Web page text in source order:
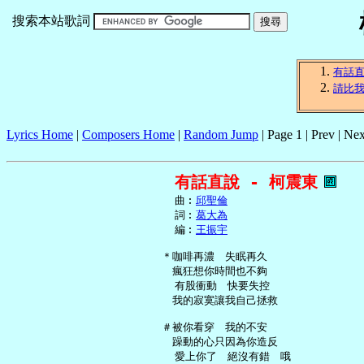
搜索本站歌詞
有話
請比
Lyrics Home | Composers Home | Random Jump | Page 1 | Prev |
有話直說 - 柯震東
     曲︰
邱聖倫
     詞︰
葛大為
     編︰
王振宇
   ＊咖啡再濃　失眠再久
   　瘋狂想你時間也不夠
     有股衝動　快要失控
   　我的寂寞讓我自己拯救
   ＃被你看穿　我的不安
   　躁動的心只因為你造反
     愛上你了　絕沒有錯　哦